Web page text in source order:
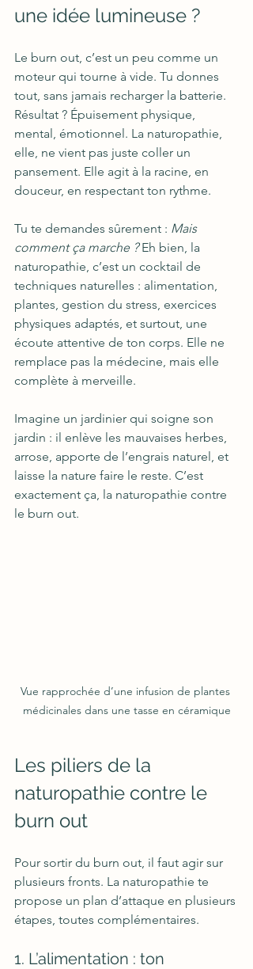
une idée lumineuse ?
Le burn out, c’est un peu comme un
moteur qui tourne à vide. Tu donnes
tout, sans jamais recharger la batterie.
Résultat ? Épuisement physique,
mental, émotionnel. La naturopathie,
elle, ne vient pas juste coller un
pansement. Elle agit à la racine, en
douceur, en respectant ton rythme.
Tu te demandes sûrement : Mais
comment ça marche ? Eh bien, la
naturopathie, c’est un cocktail de
techniques naturelles : alimentation,
plantes, gestion du stress, exercices
physiques adaptés, et surtout, une
écoute attentive de ton corps. Elle ne
remplace pas la médecine, mais elle
complète à merveille.
Imagine un jardinier qui soigne son
jardin : il enlève les mauvaises herbes,
arrose, apporte de l’engrais naturel, et
laisse la nature faire le reste. C’est
exactement ça, la naturopathie contre
le burn out.
Vue rapprochée d’une infusion de plantes
médicinales dans une tasse en céramique
Les piliers de la
naturopathie contre le
burn out
Pour sortir du burn out, il faut agir sur
plusieurs fronts. La naturopathie te
propose un plan d’attaque en plusieurs
étapes, toutes complémentaires.
1. L’alimentation : ton